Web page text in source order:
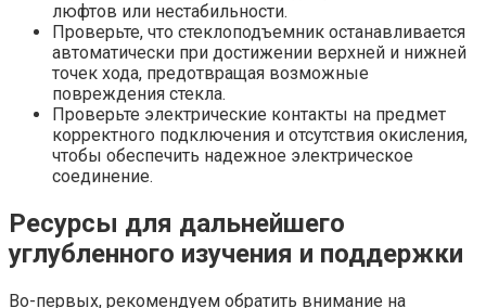
люфтов или нестабильности.
Проверьте, что стеклоподъемник останавливается
автоматически при достижении верхней и нижней
точек хода, предотвращая возможные
повреждения стекла.
Проверьте электрические контакты на предмет
корректного подключения и отсутствия окисления,
чтобы обеспечить надежное электрическое
соединение.
Ресурсы для дальнейшего
углубленного изучения и поддержки
Во-первых, рекомендуем обратить внимание на